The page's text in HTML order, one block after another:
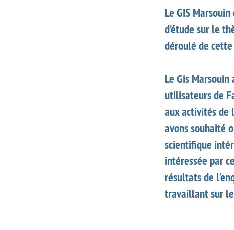
Le GIS
d’étude sur le
déroulé de
Le Gis
utilisateurs de
aux activités de
avons souhaité
scientifique
intéressée par
résultats de
travaillant sur